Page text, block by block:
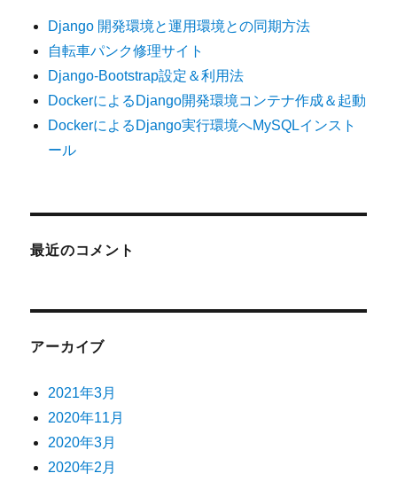
Django 開発環境と運用環境との同期方法
自転車パンク修理サイト
Django-Bootstrap設定＆利用法
DockerによるDjango開発環境コンテナ作成＆起動
DockerによるDjango実行環境へMySQLインスト
ール
最近のコメント
アーカイブ
2021年3月
2020年11月
2020年3月
2020年2月